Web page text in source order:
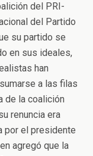
del PRI-
del Partido
su partido se
en sus ideales,
han
a las filas
de la coalición
renuncia era
por el presidente
agregó que la